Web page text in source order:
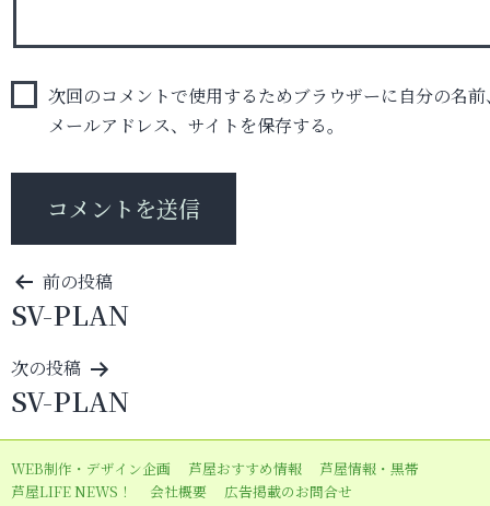
次回のコメントで使用するためブラウザーに自分の名前
メールアドレス、サイトを保存する。
投
稿
ナ
ビ
ゲ
ー
シ
前の投稿
SV-PLAN
次の投稿
SV-PLAN
WEB制作・デザイン企画 芦屋おすすめ情報
芦屋情報・黒帯
芦屋LIFE NEWS！
会社概要 広告掲載のお問合せ